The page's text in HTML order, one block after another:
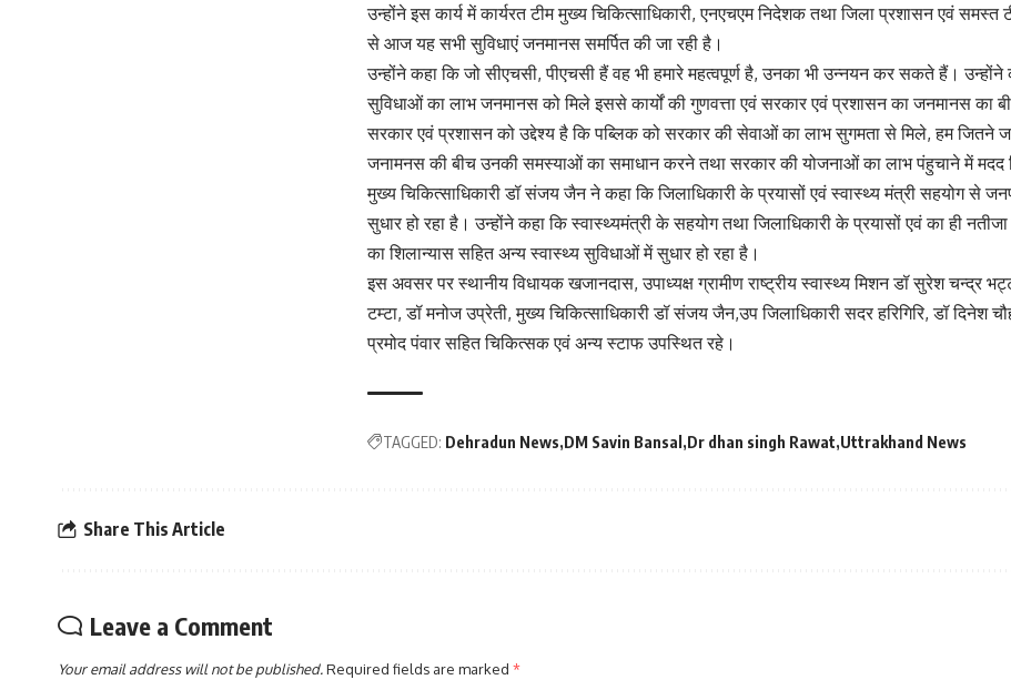
उन्होंने इस कार्य में कार्यरत टीम मुख्य चिकित्साधिकारी, एनएचएम निदेशक तथा जिला प्रशासन एवं
से आज यह सभी सुविधाएं जनमानस समर्पित की जा रही है।
उन्होंने कहा कि जो सीएचसी, पीएचसी हैं वह भी हमारे महत्वपूर्ण है, उनका भी उन्नयन कर सकते हैं।
सुविधाओं का लाभ जनमानस को मिले इससे कार्यों की गुणवत्ता एवं सरकार एवं प्रशासन का जनमानस का
सरकार एवं प्रशासन को उद्देश्य है कि पब्लिक को सरकार की सेवाओं का लाभ सुगमता से मिले, हम जितने
जनामनस की बीच उनकी समस्याओं का समाधान करने तथा सरकार की योजनाओं का लाभ पंहुचाने में मदद
मुख्य चिकित्साधिकारी डॉ संजय जैन ने कहा कि जिलाधिकारी के प्रयासों एवं स्वास्थ्य मंत्री सहयोग से
सुधार हो रहा है। उन्होंने कहा कि स्वास्थ्यमंत्री के सहयोग तथा जिलाधिकारी के प्रयासों एवं का ही
का शिलान्यास सहित अन्य स्वास्थ्य सुविधाओं में सुधार हो रहा है।
इस अवसर पर स्थानीय विधायक खजानदास, उपाध्यक्ष ग्रामीण राष्ट्रीय स्वास्थ्य मिशन डॉ सुरेश चन्द्र
टम्टा, डॉ मनोज उप्रेती, मुख्य चिकित्साधिकारी डॉ संजय जैन,उप जिलाधिकारी सदर हरिगिरि, डॉ दिनेश
प्रमोद पंवार सहित चिकित्सक एवं अन्य स्टाफ उपस्थित रहे।
TAGGED: Dehradun News DM Savin Bansal Dr dhan singh Rawat Uttrakhand News
Share This Article
Leave a Comment
Your email address will not be published.Required fields are marked *